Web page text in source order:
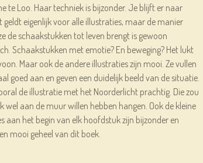
te Loo. Haar techniek is bijzonder. Je blijft er naar
geldt eigenlijk voor alle illustraties, maar de manier
de schaakstukken tot leven brengt is gewoon
Schaakstukken met emotie? En beweging? Het lukt
Maar ook de andere illustraties zijn mooi. Ze vullen
goed aan en geven een duidelijk beeld van de situatie.
de illustratie met het Noorderlicht prachtig. Die zou
wel aan de muur willen hebben hangen. Ook de kleine
aan het begin van elk hoofdstuk zijn bijzonder en
mooi geheel van dit boek.